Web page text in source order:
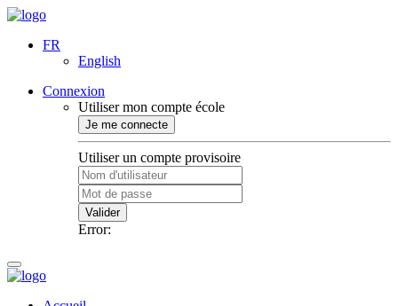
FR
English
Connexion
Utiliser mon compte école
Je me connecte
Utiliser un compte provisoire
Valider
Error: